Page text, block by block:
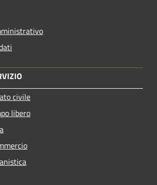
civile
libero